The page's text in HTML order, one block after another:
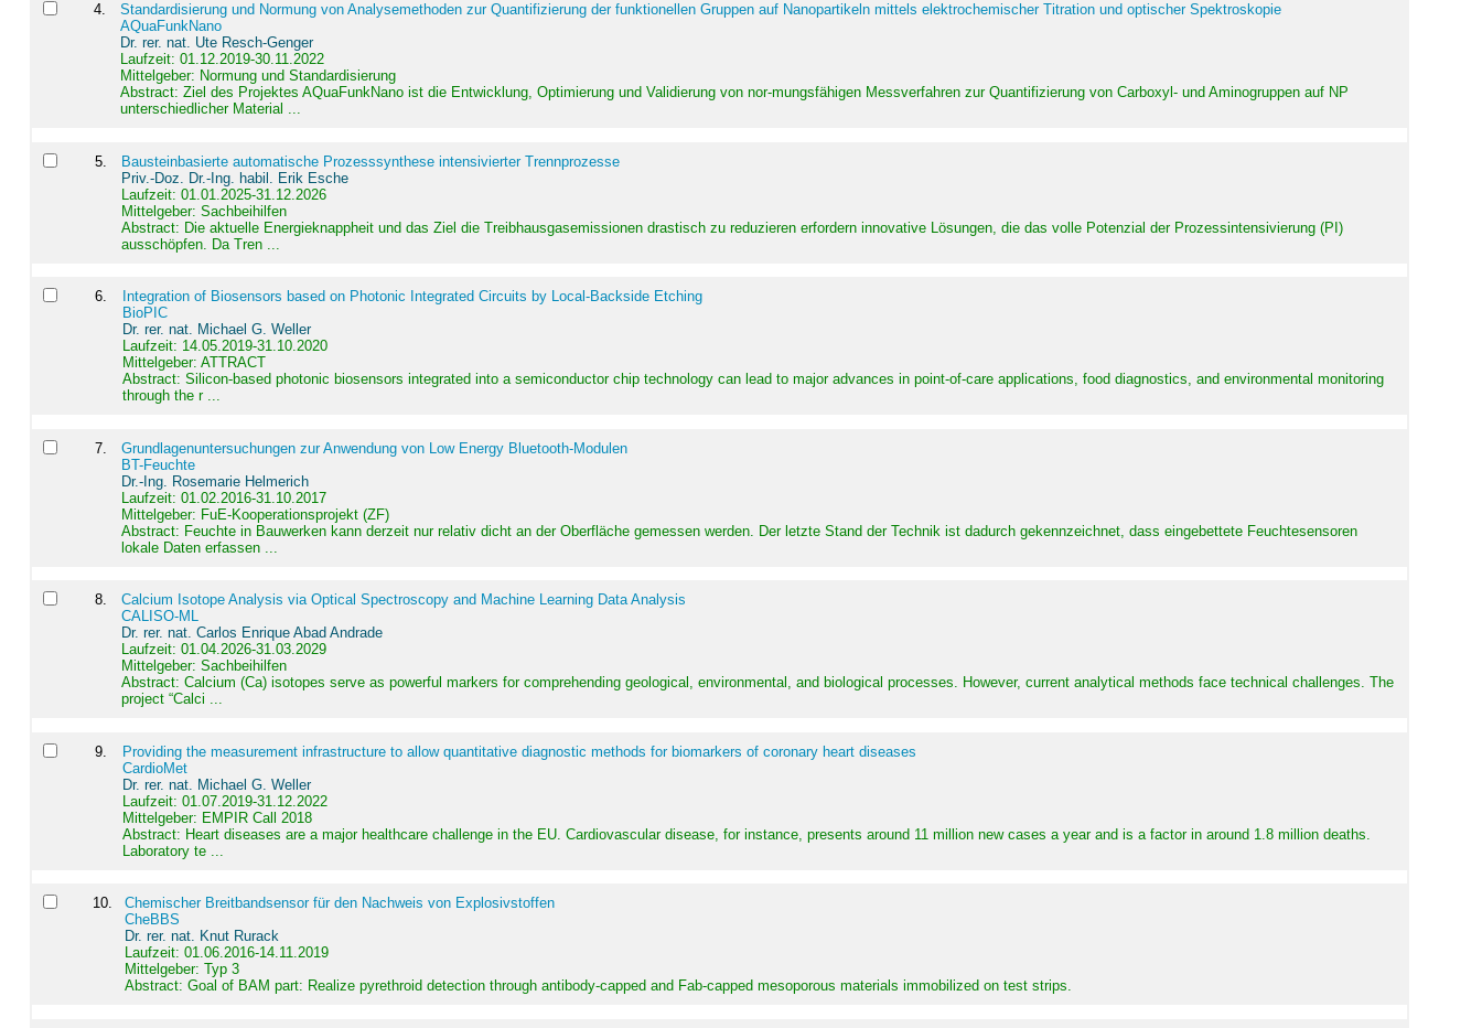
4.
Standardisierung und Normung von Analysemethoden zur Quantifizierung der funktionellen Gruppen auf Nanopartikeln mittels elektrochemischer Titration und optischer Spektroskopie
AQuaFunkNano
Dr. rer. nat. Ute Resch-Genger
Laufzeit: 01.12.2019-30.11.2022
Mittelgeber: Normung und Standardisierung
Abstract:Ziel des Projektes AQuaFunkNano ist die Entwicklung, Optimierung und Validierung von nor-mungsfähigen Messverfahren zur Quantifizierung von Carboxyl- und Aminogruppen auf NP
unterschiedlicher Material ...
5.
Bausteinbasierte automatische Prozesssynthese intensivierter Trennprozesse
Priv.-Doz. Dr.-Ing. habil. Erik Esche
Laufzeit: 01.01.2025-31.12.2026
Mittelgeber: Sachbeihilfen
Abstract: Die aktuelle Energieknappheit und das Ziel die Treibhausgasemissionen drastisch zu reduzieren erfordern innovative Lösungen, die das volle Potenzial der Prozessintensivierung (PI)
ausschöpfen. Da Tren ...
6.
Integration of Biosensors based on Photonic Integrated Circuits by Local-Backside Etching
BioPIC
Dr. rer. nat. Michael G. Weller
Laufzeit: 14.05.2019-31.10.2020
Mittelgeber: ATTRACT
Abstract: Silicon-based photonic biosensors integrated into a semiconductor chip technology can lead to major advances in point-of-care applications, food diagnostics, and environmental monitoring
through the r ...
7.
Grundlagenuntersuchungen zur Anwendung von Low Energy Bluetooth-Modulen
BT-Feuchte
Dr.-Ing. Rosemarie Helmerich
Laufzeit: 01.02.2016-31.10.2017
Mittelgeber: FuE-Kooperationsprojekt (ZF)
Abstract: Feuchte in Bauwerken kann derzeit nur relativ dicht an der Oberfläche gemessen werden. Der letzte Stand der Technik ist dadurch gekennzeichnet, dass eingebettete Feuchtesensoren
lokale Daten erfassen ...
8.
Calcium Isotope Analysis via Optical Spectroscopy and Machine Learning Data Analysis
CALISO-ML
Dr. rer. nat. Carlos Enrique Abad Andrade
Laufzeit: 01.04.2026-31.03.2029
Mittelgeber: Sachbeihilfen
Abstract:Calcium (Ca) isotopes serve as powerful markers for comprehending geological, environmental, and biological processes. However, current analytical methods face technical challenges. The
project “Calci ...
9
Providing the measurement infrastructure to allow quantitative diagnostic methods for biomarkers of coronary heart diseases
CardioMet
Dr. rer. nat. Michael G. Weller
Laufzeit: 01.07.2019-31.12.2022
Mittelgeber: EMPIR Call 2018
Abstract: Heart diseases are a major healthcare challenge in the EU. Cardiovascular disease, for instance, presents around 11 million new cases a year and is a factor in around 1.8 million deaths.
Laboratory te ...
10.
Chemischer Breitbandsensor für den Nachweis von Explosivstoffen
CheBBS
Dr. rer. nat. Knut Rurack
Laufzeit: 01.06.2016-14.11.2019
Mittelgeber: Typ 3
Abstract:Goal of BAM part: Realize pyrethroid detection through antibody-capped and Fab-capped mesoporous materials immobilized on test strips.